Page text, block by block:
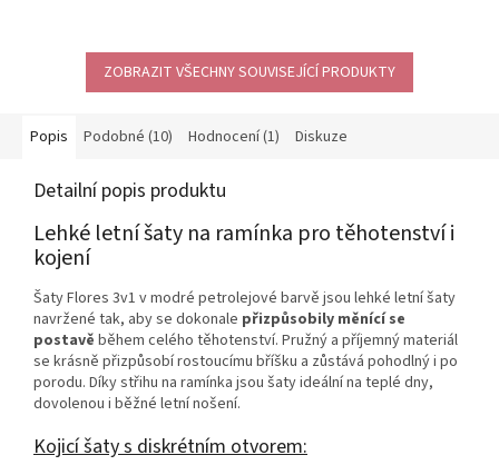
ZOBRAZIT VŠECHNY SOUVISEJÍCÍ PRODUKTY
Popis Podobné (10) Hodnocení (1) Diskuze
Detailní popis produktu
Lehké letní šaty na ramínka pro těhotenství i
kojení
Šaty Flores 3v1 v modré petrolejové barvě jsou lehké letní šaty
navržené tak, aby se dokonale přizpůsobily měnící se
postavě během celého těhotenství. Pružný a příjemný materiál
se krásně přizpůsobí rostoucímu bříšku a zůstává pohodlný i po
porodu. Díky střihu na ramínka jsou šaty ideální na teplé dny,
dovolenou i běžné letní nošení.
Kojicí šaty s diskrétním otvorem: